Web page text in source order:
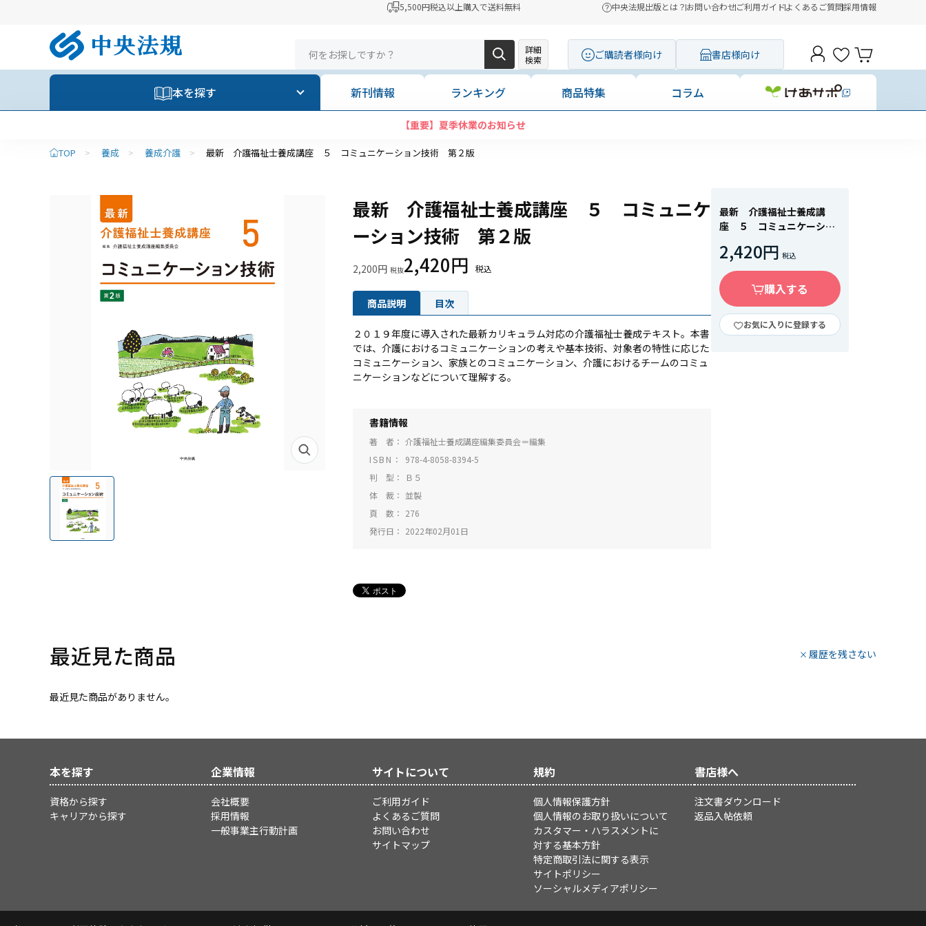
5,500円税込以上購入で送料無料 中央法規出版とは？お問い合わせご利用ガイドよくあるご質問採用情報
詳細
検索
ご購読者様向け 書店様向け
本を探す 新刊情報 ランキング 商品特集 コラム
【重要】夏季休業のお知らせ
TOP > 養成 > 養成介護 > 最新 介護福祉士養成講座 ５ コミュニケーション技術 第２版
最新 介護福祉士養成講座 ５ コミュニケ
ーション技術 第２版
2,200円 2,420円
商品説明 目次
２０１９年度に導入された最新カリキュラム対応の介護福祉士養成テキスト。本書
では、介護におけるコミュニケーションの考えや基本技術、対象者の特性に応じた
コミュニケーション、家族とのコミュニケーション、介護におけるチームのコミュ
ニケーションなどについて理解する。
書籍情報
著 者
介護福祉士養成講座編集委員会＝編集
ISBN
978-4-8058-8394-5
判 型
Ｂ５
体 裁
並製
頁 数
276
発行日
2022年02月01日
最新 介護福祉士養成講
座 ５ コミュニケーショ
2,420円
購入する
お気に入りに登録する
最近見た商品
最近見た商品がありません。
履歴を残さない
本を探す
資格から探す
キャリアから探す
企業情報
会社概要
採用情報
一般事業主行動計画
サイトについて
ご利用ガイド
よくあるご質問
お問い合わせ
サイトマップ
規約
個人情報保護方針
個人情報のお取り扱いについて
カスタマー・ハラスメントに
対する基本方針
特定商取引法に関する表示
サイトポリシー
ソーシャルメディアポリシー
書店様へ
注文書ダウンロード
返品入帖依頼